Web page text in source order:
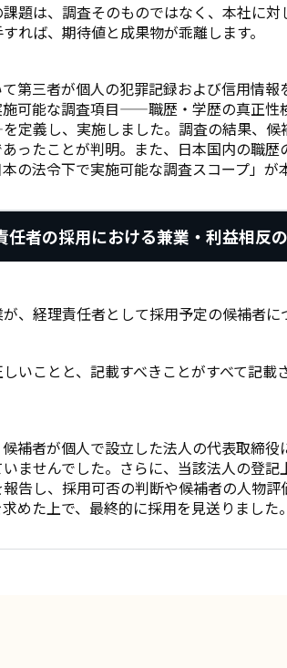
題は、調査そのものではなく、本社に
れば、期待値と成果物が乖離します。
第三者が個人の犯罪記録および信用情
施可能な調査項目——職歴・学歴の真正性
定義し、実施しました。調査の結果、候
ったことが判明。また、日本国内の職
の法令下で実施可能な調査スコープ」
任者の採用における兼業・利益相反
、経理責任者として採用予定の候補者
いことと、記載すべきことがすべて記
補者が個人で設立した法人の代表取締
ませんでした。さらに、当該法人の登
告し、採用可否の判断や候補者の人物
めた上で、最終的に採用を見送りました。